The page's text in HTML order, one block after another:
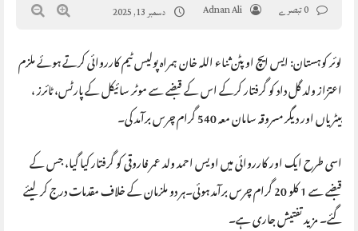
Adnan Ali دسمبر 13, 2025
لوئر کوہستان: ایس ایچ او پٹن ثناء اللہ خان ہمراہ پولیس ٹیم کارروائی کرتے ہوئے ملزم
اعتزاز ولد گل داد کو گرفتار کرکے اس کے قبضے سے موٹر سائیکل کے پارٹس، ٹائرز ،
بیٹریاں اور دیگر مسروقہ سامان معہ 540 گرام چرس برآمد کی۔
اسی طرح ایک اور کارروائی میں اویس احمد ولد عمر فاروقی کو گرفتار کیا گیا، جس کے
قبضے سے 1 کلو 20 گرام چرس برآمد ہوئی۔ہر دو ملزمان کے خلاف مقدمات درج کر لیئے
گئے۔ مزید تفتیش جاری ہے۔